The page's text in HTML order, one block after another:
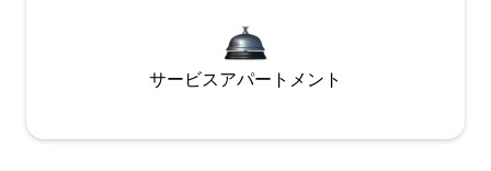
サービスアパートメント